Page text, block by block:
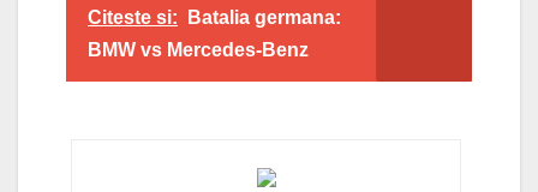
Citeste si:
Batalia germana:
BMW vs Mercedes-Benz